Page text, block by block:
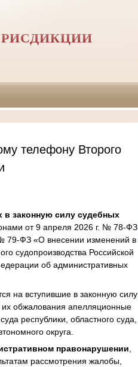
телефону Второго
в законную силу судебных
от 9 апреля 2026 г. № 78-ФЗ
79-ФЗ «О внесении изменений в
судопроизводства Российской
об административных
на вступившие в законную силу
обжалования апелляционные
республики, областного суда,
округа.
правонарушении,
рассмотрения жалобы,